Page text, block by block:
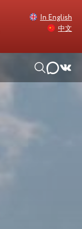
In English
中文